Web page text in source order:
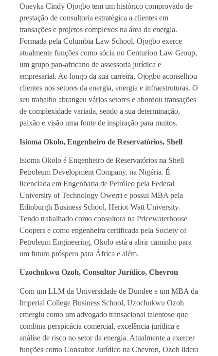
Oneyka Cindy Ojogbo tem um histórico comprovado de
prestação de consultoria estratégica a clientes em
transações e projetos complexos na área da energia.
Formada pela Columbia Law School, Ojogbo exerce
atualmente funções como sócia no Centurion Law Group,
um grupo pan-africano de assessoria jurídica e
empresarial. Ao longo da sua carreira, Ojogbo aconselhou
clientes nos setores da energia, energia e infraestruturas. O
seu trabalho abrangeu vários setores e abordou transações
de complexidade variada, sendo a sua determinação,
paixão e visão uma fonte de inspiração para muitos.
Isioma Okolo, Engenheiro de Reservatórios, Shell
Isioma Okolo é Engenheiro de Reservatórios na Shell
Petroleum Development Company, na Nigéria. É
licenciada em Engenharia de Petróleo pela Federal
University of Technology Owerri e possui MBA pela
Edinburgh Business School, Heriot-Watt University.
Tendo trabalhado como consultora na Pricewaterhouse
Coopers e como engenheira certificada pela Society of
Petroleum Engineering, Okolo está a abrir caminho para
um futuro próspero para África e além.
Uzochukwu Ozoh, Consultor Jurídico, Chevron
Com um LLM da Universidade de Dundee e um MBA da
Imperial College Business School, Uzochukwu Ozoh
emergiu como um advogado transacional talentoso que
combina perspicácia comercial, excelência jurídica e
análise de risco no setor da energia. Atualmente a exercer
funções como Consultor Jurídico na Chevron, Ozoh lidera